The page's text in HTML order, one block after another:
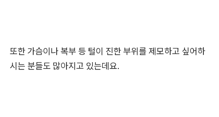
또한 가슴이나 복부 등 털이 진한 부위를 제모하고 싶어하
시는 분들도 많아지고 있는데요.